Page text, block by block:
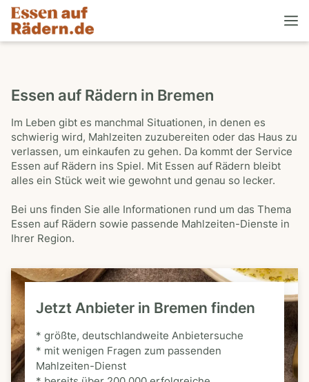
Essen auf Rädern in Bremen
Im Leben gibt es manchmal Situationen, in denen es
schwierig wird, Mahlzeiten zuzubereiten oder das Haus zu
verlassen, um einkaufen zu gehen. Da kommt der Service
Essen auf Rädern ins Spiel. Mit Essen auf Rädern bleibt
alles ein Stück weit wie gewohnt und genau so lecker.
Bei uns finden Sie alle Informationen rund um das Thema
Essen auf Rädern sowie passende Mahlzeiten-Dienste in
Ihrer Region.
Jetzt Anbieter in Bremen finden
* größte, deutschlandweite Anbietersuche
* mit wenigen Fragen zum passenden
Mahlzeiten-Dienst